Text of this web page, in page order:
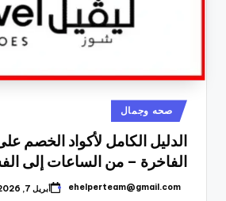
نُشر
في
صحه وجمال
الدليل الكامل لأكواد الخصم
الفاخرة – من الساعات إلى
تمّ
ehelperteam@gmail.com أبريل 7, 2026